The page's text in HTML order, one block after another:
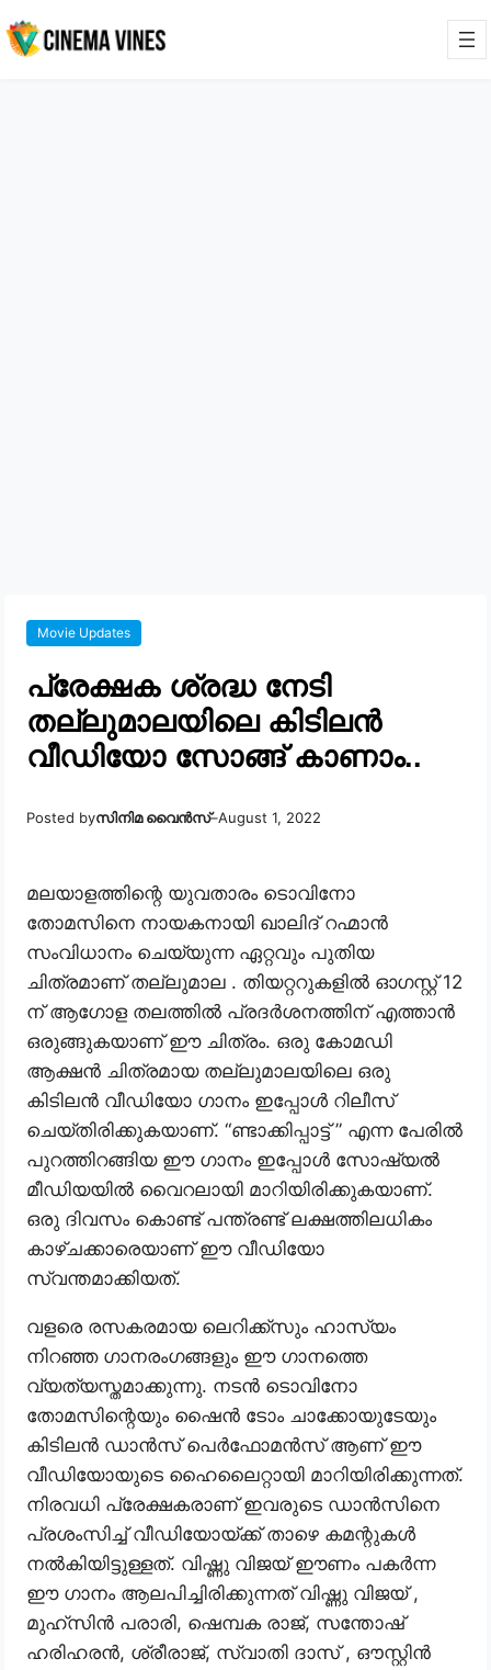
Movie Updates
പ്രേക്ഷക ശ്രദ്ധ നേടി
തല്ലുമാലയിലെ കിടിലൻ
വീഡിയോ സോങ്ങ് കാണാം..
Posted byസിനിമ വൈൻസ്–August 1, 2022
മലയാളത്തിന്റെ യുവതാരം ടൊവിനോ
തോമസിനെ നായകനായി ഖാലിദ് റഹ്മാൻ
സംവിധാനം ചെയ്യുന്ന ഏറ്റവും പുതിയ
ചിത്രമാണ് തല്ലുമാല . തിയറ്ററുകളിൽ ഓഗസ്റ്റ് 12
ന് ആഗോള തലത്തിൽ പ്രദർശനത്തിന് എത്താൻ
ഒരുങ്ങുകയാണ് ഈ ചിത്രം. ഒരു കോമഡി
ആക്ഷൻ ചിത്രമായ തല്ലുമാലയിലെ ഒരു
കിടിലൻ വീഡിയോ ഗാനം ഇപ്പോൾ റിലീസ്
ചെയ്തിരിക്കുകയാണ്. “ണ്ടാക്കിപ്പാട്ട് ” എന്ന പേരിൽ
പുറത്തിറങ്ങിയ ഈ ഗാനം ഇപ്പോൾ സോഷ്യൽ
മീഡിയയിൽ വൈറലായി മാറിയിരിക്കുകയാണ്.
ഒരു ദിവസം കൊണ്ട് പന്ത്രണ്ട് ലക്ഷത്തിലധികം
കാഴ്ചക്കാരെയാണ് ഈ വീഡിയോ
സ്വന്തമാക്കിയത്.
വളരെ രസകരമായ ലെറിക്ക്സും ഹാസ്യം
നിറഞ്ഞ ഗാനരംഗങ്ങളും ഈ ഗാനത്തെ
വ്യത്യസ്തമാക്കുന്നു. നടൻ ടൊവിനോ
തോമസിന്റെയും ഷൈൻ ടോം ചാക്കോയുടേയും
കിടിലൻ ഡാൻസ് പെർഫോമൻസ് ആണ് ഈ
വീഡിയോയുടെ ഹൈലൈറ്റായി മാറിയിരിക്കുന്നത്.
നിരവധി പ്രേക്ഷകരാണ് ഇവരുടെ ഡാൻസിനെ
പ്രശംസിച്ച് വീഡിയോയ്ക്ക് താഴെ കമന്റുകൾ
നൽകിയിട്ടുള്ളത്. വിഷ്ണു വിജയ് ഈണം പകർന്ന
ഈ ഗാനം ആലപിച്ചിരിക്കുന്നത് വിഷ്ണു വിജയ് ,
മുഹ്സിൻ പരാരി, ഷെമ്പക രാജ്, സന്തോഷ്
ഹരിഹരൻ, ശ്രീരാജ്, സ്വാതി ദാസ് , ഔസ്റ്റിൻ